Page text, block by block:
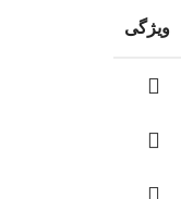
ویژگی